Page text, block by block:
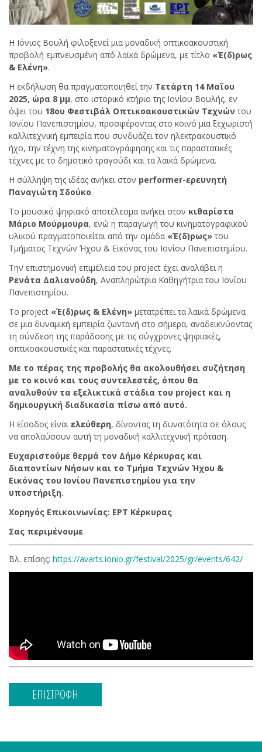
Η Ιόνιος Βουλή φιλοξενεί μια μοναδική οπτικοακουστική
προβολή εμπνευσμένη από λαϊκά δρώμενα, με τίτλο «Έ(δ)ρως
& Ελένη».
Η εκδήλωση θα πραγματοποιηθεί την Τετάρτη 14 Μαΐου
2025, ώρα 8 μμ, στο ιστορικό κτήριο της Ιονίου Βουλής, εν
όψει του 18ου Φεστιβάλ Οπτικοακουστικών Τεχνών του
Ιονίου Πανεπιστημίου, προσφέροντας στο κοινό μια ξεχωριστή
καλλιτεχνική εμπειρία που συνδυάζει τον ηλεκτρακουστικό
ήχο, την τέχνη της κινηματογράφησης και τις παραστατικές
τέχνες με το δημοτικό τραγούδι και τα λαϊκά δρώμενα.
Η σύλληψη της ιδέας ανήκει στον performer-ερευνητή
Παναγιώτη Σδούκο.
Το μουσικό ψηφιακό αποτέλεσμα ανήκει στον κιθαρίστα
Μάριο Μούρμουρα, ενώ η παραγωγή του κινηματογραφικού
υλικού πραγματοποιείται από την ομάδα «Έ(δ)ρως» του
Τμήματος Τεχνών Ήχου & Εικόνας του Ιονίου Πανεπιστημίου.
Την επιστημονική επιμέλεια του project έχει αναλάβει η
Ρενάτα Δαλιανούδη, Αναπληρώτρια Καθηγήτρια του Ιονίου
Πανεπιστημίου.
Το project «Έ(δ)ρως & Ελένη» μετατρέπει τα λαϊκά δρώμενα
σε μια δυναμική εμπειρία ζωντανή στο σήμερα, αναδεικνύοντας
τη σύνδεση της παράδοσης με τις σύγχρονες ψηφιακές,
οπτικοακουστικές και παραστατικές τέχνες.
Με το πέρας της προβολής θα ακολουθήσει συζήτηση
με το κοινό και τους συντελεστές, όπου θα
αναλυθούν τα εξελικτικά στάδια του project και η
δημιουργική διαδικασία πίσω από αυτό.
Η είσοδος είναιελεύθερη, δίνοντας τη δυνατότητα σε όλους
να απολαύσουν αυτή τη μοναδική καλλιτεχνική πρόταση.
Ευχαριστούμε θερμά τον Δήμο Κέρκυρας και
διαποντίων Νήσων και το Τμήμα Τεχνών Ήχου &
Εικόνας του Ιονίου Πανεπιστημίου για την
υποστήριξη.
Χορηγός Επικοινωνίας: ΕΡΤ Κέρκυρας
Σας περιμένουμε
Βλ. επίσης: https://avarts.ionio.gr/festival/2025/gr/events/642/
ΕΠΙΣΤΡΟΦΗ